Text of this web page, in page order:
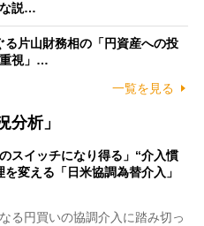
説…
る片山財務相の「円資産への投
視」…
一覧を見る
分析」
スイッチになり得る」“介入慣
変える「日米協調為替介入」
る円買いの協調介入に踏み切っ